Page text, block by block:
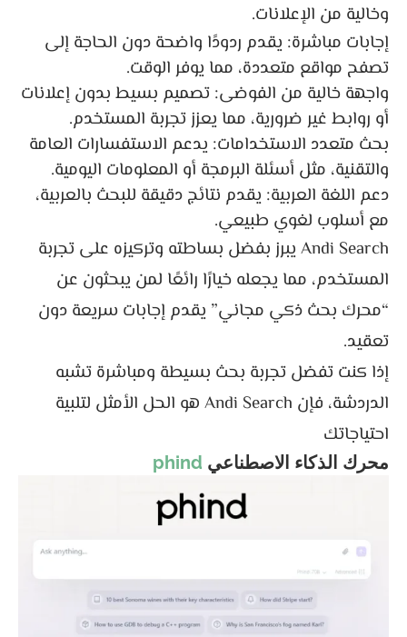
وخالية من الإعلانات.
إجابات مباشرة: يقدم ردودًا واضحة دون الحاجة إلى
تصفح مواقع متعددة، مما يوفر الوقت.
واجهة خالية من الفوضى: تصميم بسيط بدون إعلانات
أو روابط غير ضرورية، مما يعزز تجربة المستخدم.
بحث متعدد الاستخدامات: يدعم الاستفسارات العامة
والتقنية، مثل أسئلة البرمجة أو المعلومات اليومية.
دعم اللغة العربية: يقدم نتائج دقيقة للبحث بالعربية،
مع أسلوب لغوي طبيعي.
Andi Search يبرز بفضل بساطته وتركيزه على تجربة
المستخدم، مما يجعله خيارًا رائعًا لمن يبحثون عن
“محرك بحث ذكي مجاني” يقدم إجابات سريعة دون
تعقيد.
إذا كنت تفضل تجربة بحث بسيطة ومباشرة تشبه
الدردشة، فإن Andi Search هو الحل الأمثل لتلبية
احتياجاتك
محرك الذكاء الاصطناعي phind